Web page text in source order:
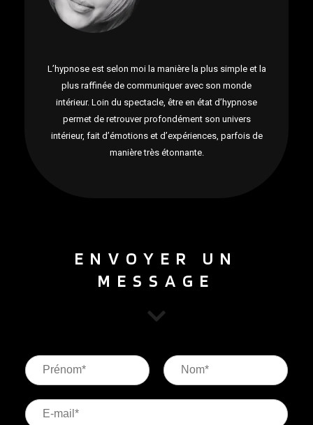
L’hypnose est selon moi la manière la plus simple et la
plus raffinée de communiquer avec son monde
intérieur. Loin du spectacle, être en état d’hypnose
permet de retrouver profondément son univers
intérieur, fait d’émotions et d’expériences, parfois de
manière très étonnante.
ENVOYER UN
MESSAGE
é
o